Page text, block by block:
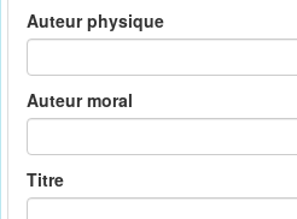
Auteur physique
Auteur moral
Titre